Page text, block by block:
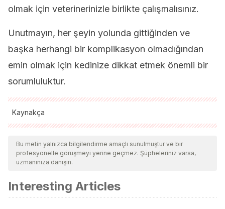
olmak için veterinerinizle birlikte çalışmalısınız.
Unutmayın, her şeyin yolunda gittiğinden ve
başka herhangi bir komplikasyon olmadığından
emin olmak için kedinize dikkat etmek önemli bir
sorumluluktur.
Kaynakça
Tüm alıntı yapılan kaynaklar, kalitelerini, güvenilirliklerini,
güncelliklerini ve geçerliliklerini sağlamak için ekibimiz
tarafından derinlemesine incelendi. Bu makalenin bibliyografisi
kabul edildi.
https://www.petmd.com/blogs/thedailyvet/ken-
Bu metin yalnızca bilgilendirme amaçlı sunulmuştur ve bir
profesyonelle görüşmeyi yerine geçmez. Şüpheleriniz varsa,
uzmanınıza danışın.
Interesting Articles